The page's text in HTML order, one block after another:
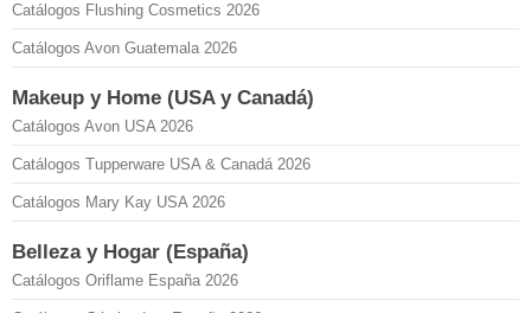
Catálogos Flushing Cosmetics 2026
Catálogos Avon Guatemala 2026
Makeup y Home (USA y Canadá)
Catálogos Avon USA 2026
Catálogos Tupperware USA & Canadá 2026
Catálogos Mary Kay USA 2026
Belleza y Hogar (España)
Catálogos Oriflame España 2026